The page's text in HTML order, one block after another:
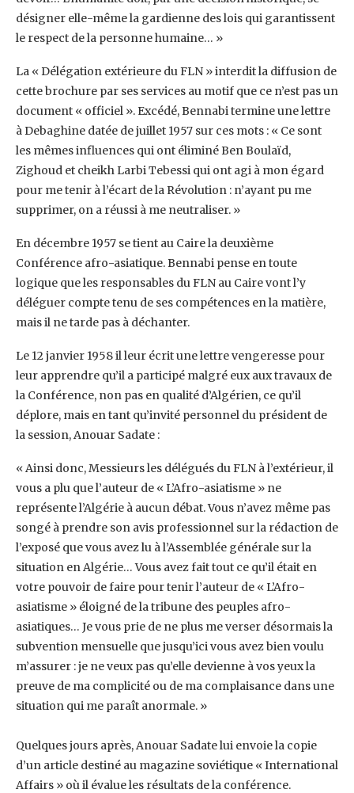
désigner elle-même la ‎gardienne des lois qui garantissent
le respect de la personne humaine… » ‎
La « Délégation extérieure du FLN » interdit la diffusion de
cette brochure par ses services au ‎motif que ce n’est pas un
document « officiel ». Excédé, Bennabi termine une lettre
à ‎Debaghine datée de juillet 1957 sur ces mots : « Ce sont
les mêmes influences qui ont éliminé ‎Ben Boulaïd,
Zighoud et cheikh Larbi Tebessi qui ont agi à mon égard
pour me tenir à l’écart de ‎la Révolution : n’ayant pu me
supprimer, on a réussi à me neutraliser. »‎
En décembre 1957 se tient au Caire la deuxième
Conférence afro-asiatique. Bennabi pense en ‎toute
logique que les responsables du FLN au Caire vont l’y
déléguer compte tenu de ses ‎compétences en la matière,
mais il ne tarde pas à déchanter. ‎
Le 12 janvier 1958 il leur écrit une lettre vengeresse pour
leur apprendre qu’il a participé ‎malgré eux aux travaux de
la Conférence, non pas en qualité d’Algérien, ce qu’il
déplore, mais ‎en tant qu’invité personnel du président de
la session, Anouar Sadate :
« Ainsi donc, Messieurs ‎les délégués du FLN à l’extérieur, il
vous a plu que l’auteur de « L’Afro-asiatisme » ne
‎représente l’Algérie à aucun débat. Vous n’avez même pas
songé à prendre son avis ‎professionnel sur la rédaction de
l’exposé que vous avez lu à l’Assemblée générale sur la
‎situation en Algérie… Vous avez fait tout ce qu’il était en
votre pouvoir de faire pour tenir ‎l’auteur de « L’Afro-
asiatisme » éloigné de la tribune des peuples afro-
asiatiques… Je vous prie ‎de ne plus me verser désormais la
subvention mensuelle que jusqu’ici vous avez bien voulu
‎m’assurer : je ne veux pas qu’elle devienne à vos yeux la
preuve de ma complicité ou de ma ‎complaisance dans une
situation qui me paraît anormale. »
Quelques jours après, Anouar Sadate lui envoie la copie
d’un article destiné au magazine ‎soviétique « International
Affairs » où il évalue les résultats de la conférence.